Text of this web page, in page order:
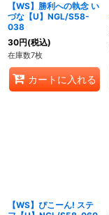
【WS】勝利への執念 い
づな【U】NGL/S58-
038
30円(税込)
在庫数7枚
カートに入れる
【WS】ぴこーん! ステ